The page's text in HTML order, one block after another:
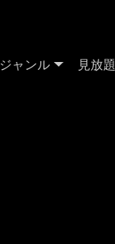
ジャンル 見放題